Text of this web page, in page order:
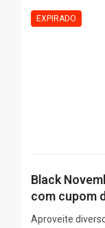
Black
com cupom
Aproveite